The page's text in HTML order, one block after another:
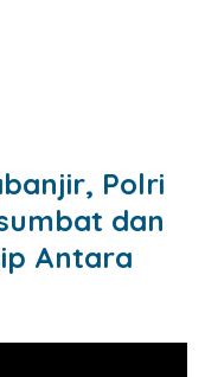
Polri
dan
Antara